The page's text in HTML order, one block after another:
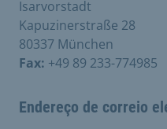
Isarvorstadt
Kapuzinerstraße 28
80337 München
Fax: +49 89 233-774985
Endereço de correio